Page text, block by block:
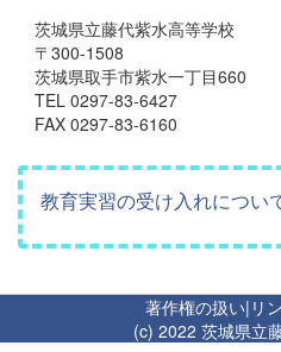
茨城県立藤代紫水高等学校
〒300-1508
茨城県取手市紫水一丁目660
TEL 0297-83-6427
FAX 0297-83-6160
教育実習の受け入れについ
著作権の扱い| リ
(c) 2022 茨城県立